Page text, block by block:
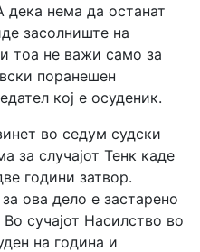
дека нема да останат
засолниште на
тоа не важи само за
поранешен
кој е осуденик.
во седум судски
за случајот Тенк каде
години затвор.
ова дело е застарено
сучајот Насилство во
на година и